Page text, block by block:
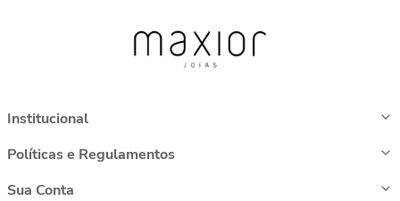
Institucional
Políticas e Regulamentos
Sua Conta